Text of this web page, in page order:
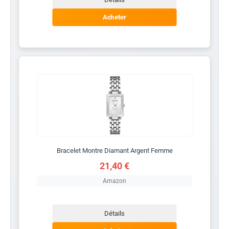
Acheter
Bracelet Montre Diamant Argent Femme
21,40 €
Amazon
Détails